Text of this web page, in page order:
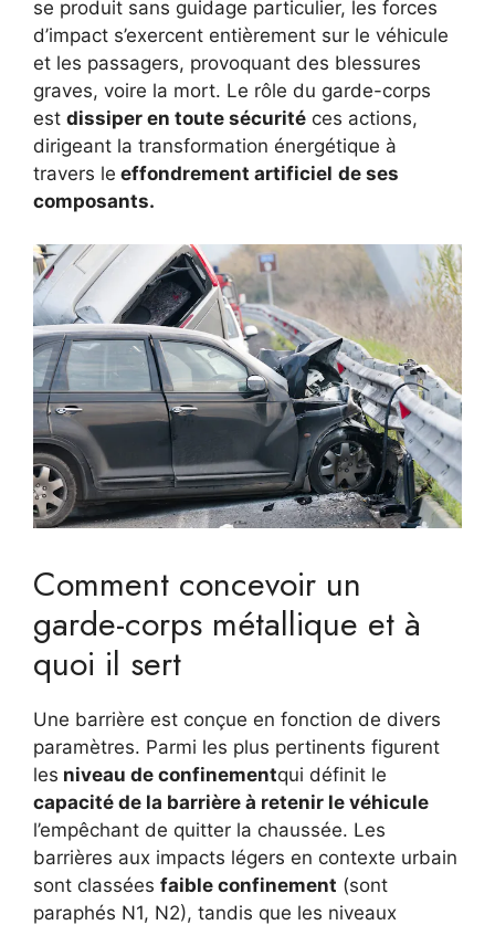
se produit sans guidage particulier, les forces
d’impact s’exercent entièrement sur le véhicule
et les passagers, provoquant des blessures
graves, voire la mort. Le rôle du garde-corps
est dissiper en toute sécurité ces actions,
dirigeant la transformation énergétique à
travers le effondrement artificiel de ses
composants.
Comment concevoir un
garde-corps métallique et à
quoi il sert
Une barrière est conçue en fonction de divers
paramètres. Parmi les plus pertinents figurent
les niveau de confinementqui définit le
capacité de la barrière à retenir le véhicule
l’empêchant de quitter la chaussée. Les
barrières aux impacts légers en contexte urbain
sont classées faible confinement (sont
paraphés N1, N2), tandis que les niveaux